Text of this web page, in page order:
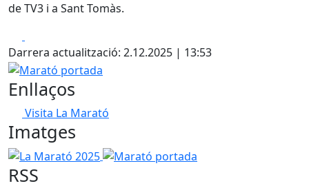
de TV3 i a Sant Tomàs.
Darrera actualització: 2.12.2025 | 13:53
Marató portada
Enllaços
Visita La Marató
Imatges
La Marató 2025 Marató portada
RSS